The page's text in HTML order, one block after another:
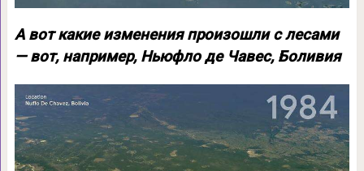
А вот какие изменения произошли с лесами
— вот, например, Ньюфло де Чавес, Боливия